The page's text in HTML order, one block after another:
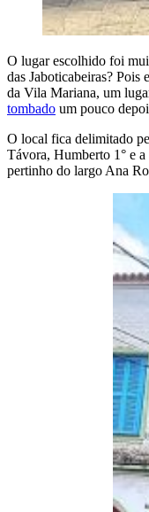
O lugar escolhido foi
das Jaboticabeiras? Pois
da Vila Mariana, um
tombado um pouco
O local fica delimitado
Távora, Humberto 1° e
pertinho do largo Ana